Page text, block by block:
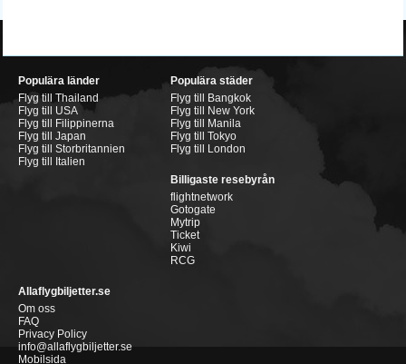
Populära länder
Flyg till Thailand
Flyg till USA
Flyg till Filippinerna
Flyg till Japan
Flyg till Storbritannien
Flyg till Italien
Populära städer
Flyg till Bangkok
Flyg till New York
Flyg till Manila
Flyg till Tokyo
Flyg till London
Billigaste resebyrån
flightnetwork
Gotogate
Mytrip
Ticket
Kiwi
RCG
Allaflygbiljetter.se
Om oss
FAQ
Privacy Policy
info@allaflygbiljetter.se
Mobilsida